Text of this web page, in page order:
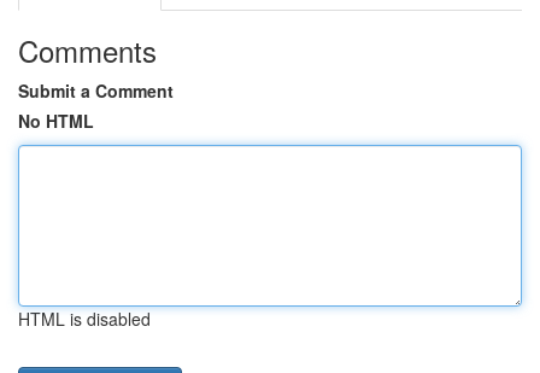
Comments
Submit a Comment
No HTML
HTML is disabled